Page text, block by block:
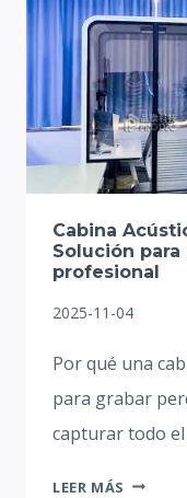
Cabina
Solución
profesional
2025-11-04
Por qué una
para grabar
capturar todo el
LEER MÁS CABINA